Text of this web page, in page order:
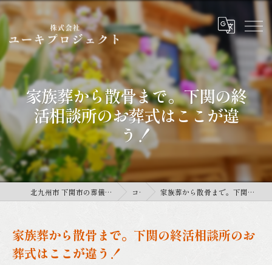
家族葬から散骨まで。下関の終
活相談所のお葬式はここが違
う！
北九州市 下関市の葬儀は株式会社ユーキプロジェクト コラム 家族葬から散骨まで。下関の終活相談所のお葬式はここが違う！
家族葬から散骨まで。下関の終活相談所のお
葬式はここが違う！